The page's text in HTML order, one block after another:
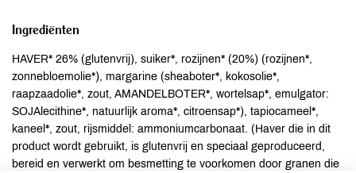
Ingrediënten
HAVER* 26% (glutenvrij), suiker*, rozijnen* (20%) (rozijnen*,
zonnebloemolie*), margarine (sheaboter*, kokosolie*,
raapzaadolie*, zout, AMANDELBOTER*, wortelsap*, emulgator:
SOJAlecithine*, natuurlijk aroma*, citroensap*), tapiocameel*,
kaneel*, zout, rijsmiddel: ammoniumcarbonaat. (Haver die in dit
product wordt gebruikt, is glutenvrij en speciaal geproduceerd,
bereid en verwerkt om besmetting te voorkomen door granen die